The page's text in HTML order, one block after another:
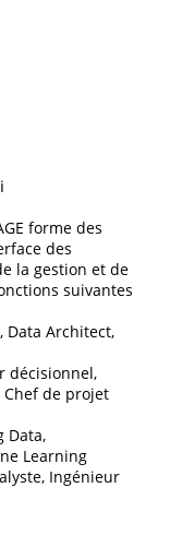
forme des
des
la gestion et de
suivantes
Data Architect,
décisionnel,
de projet
Data,
Learning
Ingénieur